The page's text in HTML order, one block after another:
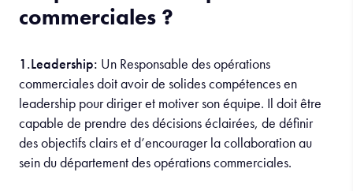
commerciales ?
1.Leadership: Un Responsable des opérations
commerciales doit avoir de solides compétences en
leadership pour diriger et motiver son équipe. Il doit être
capable de prendre des décisions éclairées, de définir
des objectifs clairs et d’encourager la collaboration au
sein du département des opérations commerciales.